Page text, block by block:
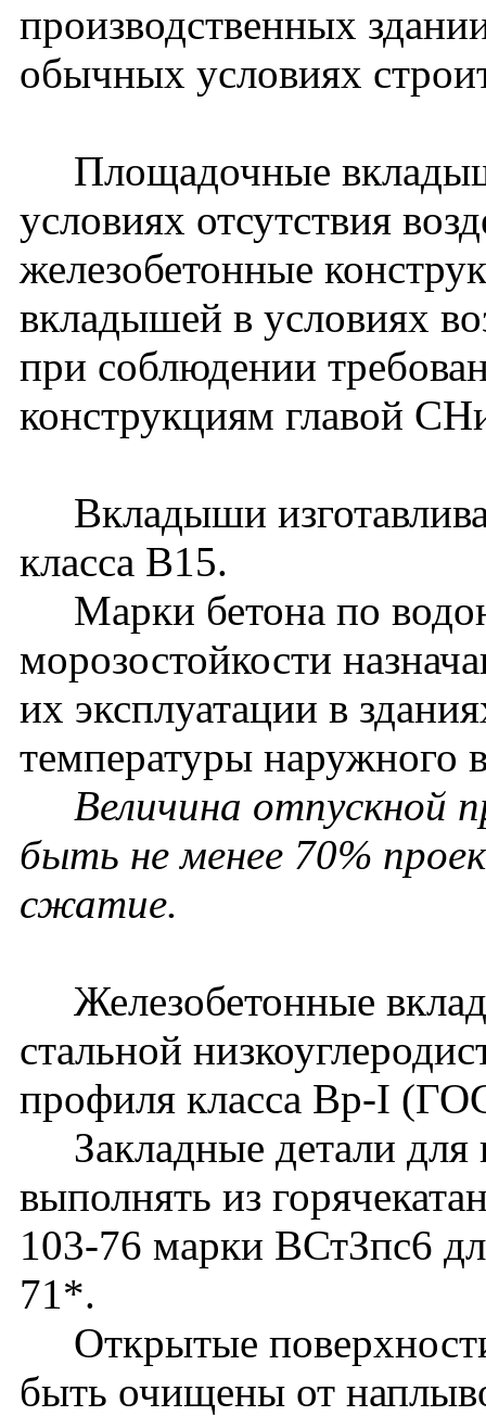
производственных
обычных условиях
Площадочные
условиях отсутствия
железобетонные
вкладышей в условиях
при соблюдении
конструкциям главой
Вкладыши
класса В15.
Марки бетона по
морозостойкости
их эксплуатации в
температуры наружного
Величина отпускной
быть не менее 70%
сжатие.
Железобетонные
стальной
профиля класса Вр-I
Закладные детали для
выполнять из
103-76 марки ВСтЗпс6
71*.
Открытые
быть очищены от